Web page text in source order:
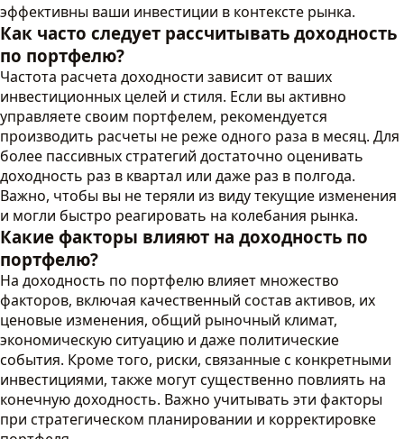
эффективны ваши инвестиции в контексте рынка.
Как часто следует рассчитывать доходность
по портфелю?
Частота расчета доходности зависит от ваших
инвестиционных целей и стиля. Если вы активно
управляете своим портфелем, рекомендуется
производить расчеты не реже одного раза в месяц. Для
более пассивных стратегий достаточно оценивать
доходность раз в квартал или даже раз в полгода.
Важно, чтобы вы не теряли из виду текущие изменения
и могли быстро реагировать на колебания рынка.
Какие факторы влияют на доходность по
портфелю?
На доходность по портфелю влияет множество
факторов, включая качественный состав активов, их
ценовые изменения, общий рыночный климат,
экономическую ситуацию и даже политические
события. Кроме того, риски, связанные с конкретными
инвестициями, также могут существенно повлиять на
конечную доходность. Важно учитывать эти факторы
при стратегическом планировании и корректировке